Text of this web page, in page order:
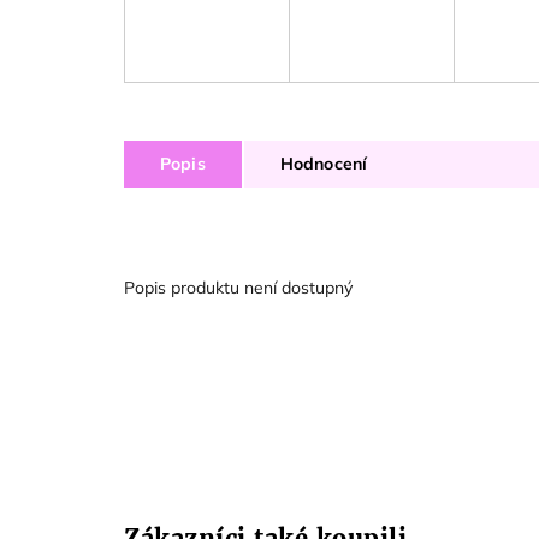
Popis Hodnocení
Popis produktu není dostupný